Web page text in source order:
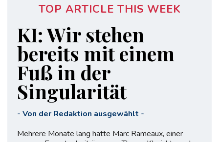
TOP ARTICLE THIS WEEK
KI: Wir stehen
bereits mit einem
Fuß in der
Singularität
- Von der Redaktion ausgewählt -
Mehrere Monate lang hatte Marc Rameaux, einer